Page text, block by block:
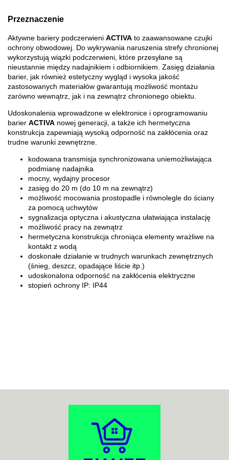
Przeznaczenie
Aktywne bariery podczerwieni ACTIVA to zaawansowane czujki
ochrony obwodowej. Do wykrywania naruszenia strefy chronionej
wykorzystują wiązki podczerwieni, które przesyłane są
nieustannie między nadajnikiem i odbiornikiem. Zasięg działania
barier, jak również estetyczny wygląd i wysoka jakość
zastosowanych materiałów gwarantują możliwość montażu
zarówno wewnątrz, jak i na zewnątrz chronionego obiektu.
Udoskonalenia wprowadzone w elektronice i oprogramowaniu
barier ACTIVA nowej generacji, a także ich hermetyczna
konstrukcja zapewniają wysoką odporność na zakłócenia oraz
trudne warunki zewnętrzne.
kodowana transmisja synchronizowana uniemożliwiająca
podmianę nadajnika
mocny, wydajny procesor
zasięg do 20 m (do 10 m na zewnątrz)
możliwość mocowania prostopadle i równolegle do ściany
za pomocą uchwytów
sygnalizacja optyczna i akustyczna ułatwiająca instalację
możliwość pracy na zewnątrz
hermetyczna konstrukcja chroniąca elementy wrażliwe na
kontakt z wodą
doskonałe działanie w trudnych warunkach zewnętrznych
(śnieg, deszcz, opadające liście itp.)
udoskonalona odporność na zakłócenia elektryczne
stopień ochrony IP: IP44
ACO